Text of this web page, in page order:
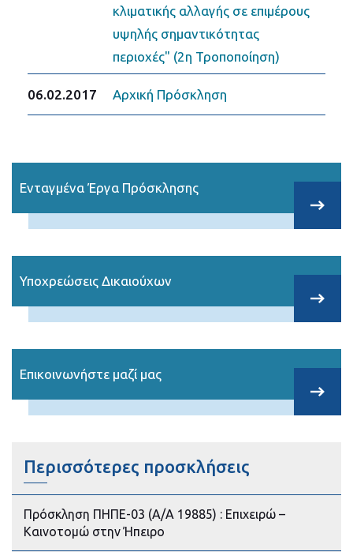
κλιματικής αλλαγής σε επιμέρους
υψηλής σημαντικότητας
περιοχές" (2η Τροποποίηση)
06.02.2017 Αρχική Πρόσκληση
Ενταγμένα Έργα Πρόσκλησης
Υποχρεώσεις Δικαιούχων
Επικοινωνήστε μαζί μας
Περισσότερες προσκλήσεις
Πρόσκληση ΠΗΠΕ-03 (Α/Α 19885) : Επιχειρώ –
Καινοτομώ στην Ήπειρο